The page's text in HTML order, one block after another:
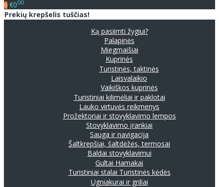
0 €000
Prekių krepšelis tuščias!
Ką pasiimti žygiui?
Palapinės
Miegmaišiai
Kuprinės
Turistinės, taktinės
Laisvalaikio
Vaikiškos kuprinės
Turistiniai kilimėliai ir paklotai
Lauko virtuvės reikmenys
Prožektoriai ir stovyklavimo lempos
Stovyklavimo įrankiai
Sauga ir navigacija
Šaltkrepšiai, šaltdėžės, termosai
Baldai stovyklavimui
Gultai Hamakai
Turistiniai stalai Turistinės kėdės
Ugniakurai ir griliai